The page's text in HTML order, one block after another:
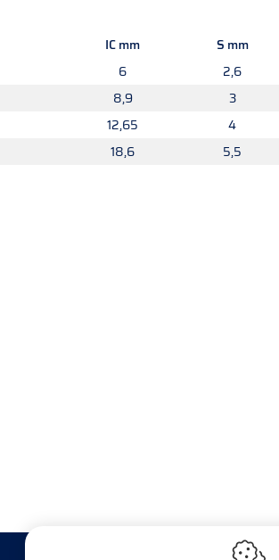
IC mm S mm
6 2,6
8,9 3
12,65 4
18,6 5,5